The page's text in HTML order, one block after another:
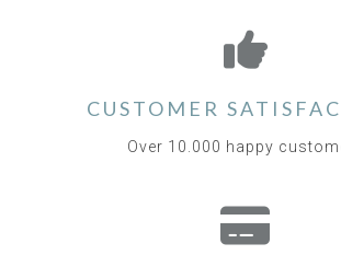
CUSTOMER
Over 10.000 happy